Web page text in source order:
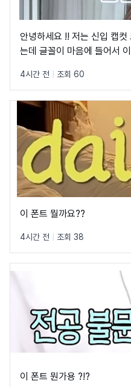
안녕하세요 !! 저는 신입 캡컷 크리에
는데 글꼴이 마음에 들어서 이걸 하고
이 글꼴 가지고싶어요 ㅠ ㅂ ㅠ
4시간 전 조회 60
이 폰트 뭘까요??
4시간 전 조회 38
이 폰트 뭔가용 ?!?